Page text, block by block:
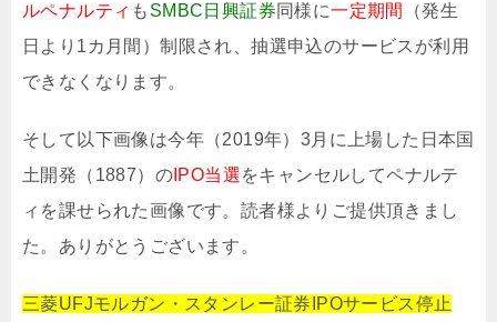
ルペナルティ も SMBC日興証券同様に一定期間
（発生
日より1カ月間）制限され、抽選申込のサービスが利用
できなくなります。
そして以下画像は今年（2019年）3月に上場した日本国
土開発（1887）の IPO当選をキャンセルしてペナルテ
ィを課せられた画像です。読者様よりご提供頂きまし
た。ありがとうございます。
三菱UFJモルガン・スタンレー証券IPOサービス停止